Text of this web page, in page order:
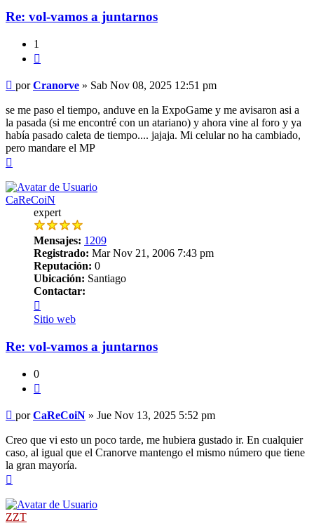
Re: vol-vamos a juntarnos
1
Mensaje
porCranorve » Sab Nov 08, 2025 12:51 pm
se me paso el tiempo, anduve en la ExpoGame y me avisaron asi a
la pasada (si me encontré con un atariano) y ahora vine al foro y ya
había pasado caleta de tiempo.... jajaja. Mi celular no ha cambiado,
pero mandare el MP
CaReCoiN
expert
Mensajes: 1209
Registrado: Mar Nov 21, 2006 7:43 pm
Reputación: 0
Ubicación: Santiago
Contactar:
CaReCoiN
Sitio web
Re: vol-vamos a juntarnos
0
Mensaje
porCaReCoiN » Jue Nov 13, 2025 5:52 pm
Creo que vi esto un poco tarde, me hubiera gustado ir. En cualquier
caso, al igual que el Cranorve mantengo el mismo número que tiene
la gran mayoría.
ZZT